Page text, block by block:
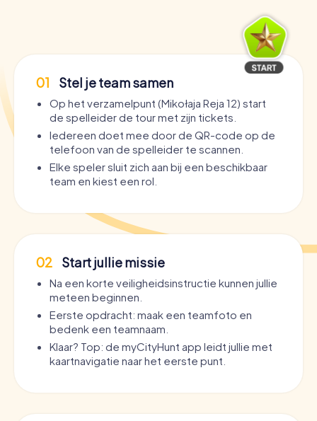
01 Stel je team samen
Op het verzamelpunt (Mikołaja Reja 12) start
de spelleider de tour met zijn tickets.
Iedereen doet mee door de QR-code op de
telefoon van de spelleider te scannen.
Elke speler sluit zich aan bij een beschikbaar
team en kiest een rol.
02 Start jullie missie
Na een korte veiligheidsinstructie kunnen jullie
meteen beginnen.
Eerste opdracht: maak een teamfoto en
bedenk een teamnaam.
Klaar? Top: de myCityHunt app leidt jullie met
kaartnavigatie naar het eerste punt.